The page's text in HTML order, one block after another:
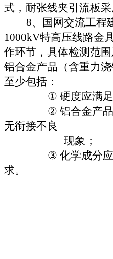
式，耐张线夹引流板采
8、国网交流工程
1000kV特高压线路金
作环节，具体检测范
铝合金产品（含重力
至少包括：
① 硬度应满
② 铝合金产
无衔接不良
现象；
③ 化学成分
求。